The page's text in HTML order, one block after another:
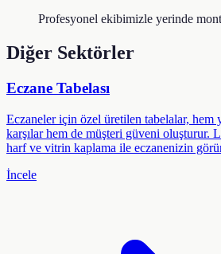
Profesyonel ekibimizle yerinde
Diğer Sektörler
Eczane Tabelası
Eczaneler için özel üretilen tabelalar, hem
karşılar hem de müşteri güveni oluşturur.
harf ve vitrin kaplama ile eczanenizin
İncele